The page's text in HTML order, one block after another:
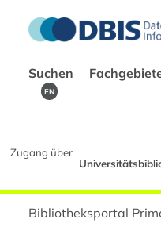
Suchen
EN
Zugang über
Bibliotheksportal